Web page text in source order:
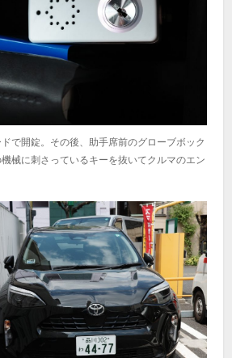
で開錠。その後、助手席前のグローブボック
械に刺さっているキーを抜いてクルマのエン